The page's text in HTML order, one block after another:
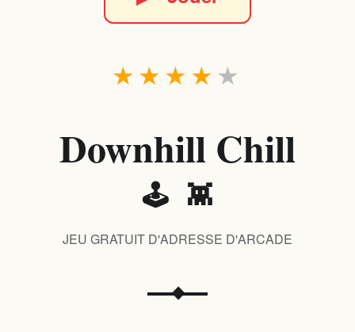
★
★
★
★
★
Downhill Chill
🕹️ 👾
JEU GRATUIT D'ADRESSE D'ARCADE